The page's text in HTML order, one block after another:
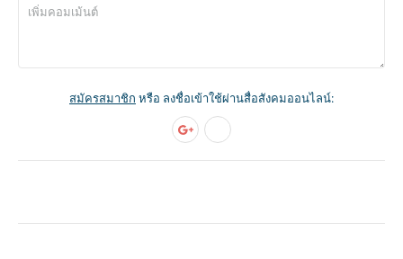
สมัครสมาชิก หรือ ลงชื่อเข้าใช้ผ่านสื่อสังคมออนไลน์: